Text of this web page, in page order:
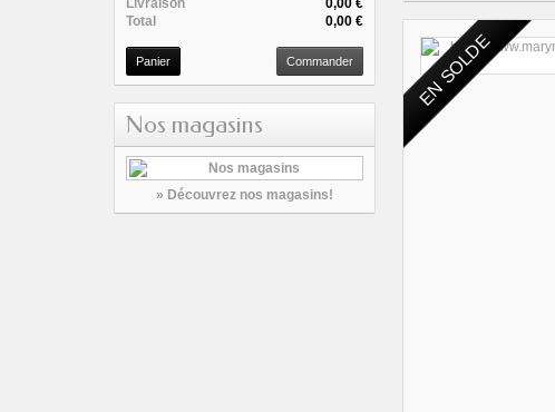
0,00 €
Livraison
0,00 €
Total
Panier Commander
Nos magasins
» Découvrez nos magasins!
EN SOLDE